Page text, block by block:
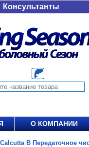
Консультанты
О КОМПАНИИ
Calcutta B Передаточное